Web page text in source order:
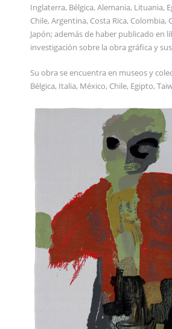
Inglaterra, Bélgica, Alemania, Lituania,
Chile, Argentina, Costa Rica, Colombia,
Japón; además de haber publicado en
investigación sobre la obra gráfica y
Su obra se encuentra en museos y
Bélgica, Italia, México, Chile, Egipto,